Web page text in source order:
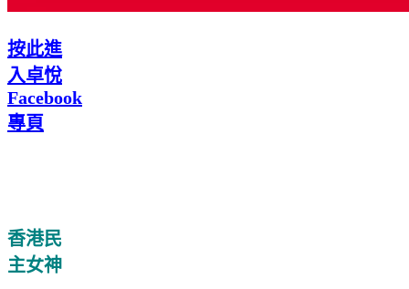
按此進
入卓悅
Facebook
專頁
香港民
主女神